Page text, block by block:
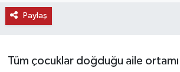
Paylaş
Tüm çocuklar doğduğu aile
GÜNDEM
KÜLTÜR - SANAT